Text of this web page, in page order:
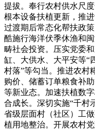
提拔。奉行农村供水尺
根本设备扶植更新，推
过渡期后常态化帮扶政
酷施行海洋伏季休渔和
畴社会投资。压实党委
缸、大供水、大平安等“
村落”等勾当。推进农村
购价、储蓄订单粮食补
等新业态。加速扶植数
合成长。深切实施“千村
省级层面村（社区）工
植用地整治。开展农村